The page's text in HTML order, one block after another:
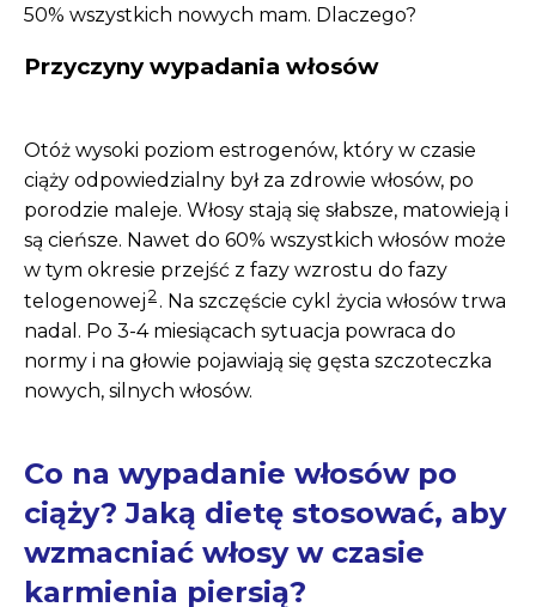
50% wszystkich nowych mam. Dlaczego?
Przyczyny wypadania włosów
Otóż wysoki poziom estrogenów, który w czasie
ciąży odpowiedzialny był za zdrowie włosów, po
porodzie maleje. Włosy stają się słabsze, matowieją i
są cieńsze. Nawet do 60% wszystkich włosów może
w tym okresie przejść z fazy wzrostu do fazy
telogenowej2 . Na szczęście cykl życia włosów trwa
nadal. Po 3-4 miesiącach sytuacja powraca do
normy i na głowie pojawiają się gęsta szczoteczka
nowych, silnych włosów.
Co na wypadanie włosów po
ciąży? Jaką dietę stosować, aby
wzmacniać włosy w czasie
karmienia piersią?